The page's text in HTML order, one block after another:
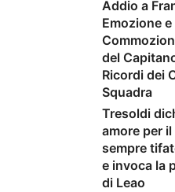
Addio a
Emozione e
del
Ricordi dei
Squadra
Tresoldi
amore per il
sempre
e invoca la
di Leao